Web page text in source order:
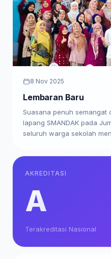
8 Nov 2025
Lembaran Baru
Suasana penuh semangat
lapang SMANDAK pada
seluruh warga sekolah
AKREDITASI
A
Terakreditasi Nasional